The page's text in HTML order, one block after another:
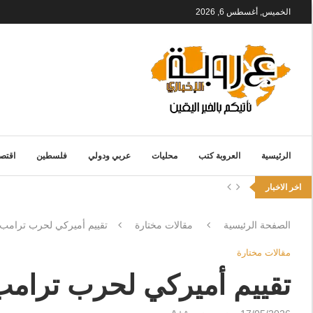
الخميس, أغسطس 6, 2026
الرئيسية العروبة كتب محليات عربي ودولي فلسطين
اخر الاخبار
الصفحة الرئيسية مقالات مختارة تقييم أميركي لحرب
مقالات مختارة
تقييم أميركي لحرب